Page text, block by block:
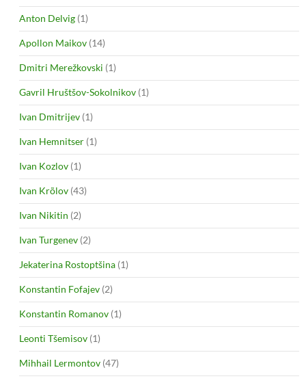
Anton Delvig (1)
Apollon Maikov (14)
Dmitri Merežkovski (1)
Gavril Hruštšov-Sokolnikov (1)
Ivan Dmitrijev (1)
Ivan Hemnitser (1)
Ivan Kozlov (1)
Ivan Krõlov (43)
Ivan Nikitin (2)
Ivan Turgenev (2)
Jekaterina Rostoptšina (1)
Konstantin Fofajev (2)
Konstantin Romanov (1)
Leonti Tšemisov (1)
Mihhail Lermontov (47)